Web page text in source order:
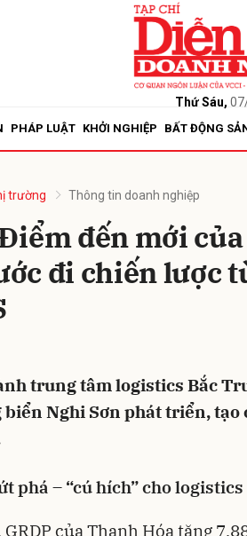
Thứ Sáu,
PHÁP LUẬT KHỞI NGHIỆP BẤT ĐỘNG
trường Thông tin doanh nghiệp
đến mới
đi chiến lược
trung tâm logistics Bắc
biển Nghi Sơn phát triển, tạo
phá – “cú hích” cho logistics
của Thanh Hóa tăng